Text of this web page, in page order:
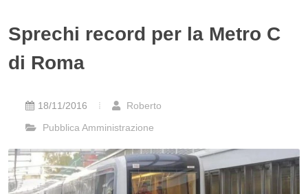
Sprechi record per la Metro C
di Roma
18/11/2016
Roberto
Pubblica Amministrazione